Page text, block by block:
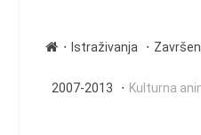
∙ Istraživanja ∙
2007-2013 ∙ Kulturna